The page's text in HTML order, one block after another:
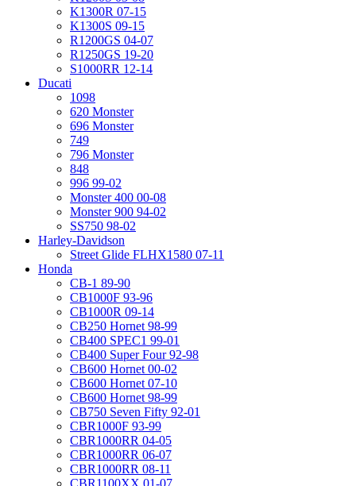
K1300R 07-15
K1300S 09-15
R1200GS 04-07
R1250GS 19-20
S1000RR 12-14
Ducati
1098
620 Monster
696 Monster
749
796 Monster
848
996 99-02
Monster 400 00-08
Monster 900 94-02
SS750 98-02
Harley-Davidson
Street Glide FLHX1580 07-11
Honda
CB-1 89-90
CB1000F 93-96
CB1000R 09-14
CB250 Hornet 98-99
CB400 SPEC1 99-01
CB400 Super Four 92-98
CB600 Hornet 00-02
CB600 Hornet 07-10
CB600 Hornet 98-99
CB750 Seven Fifty 92-01
CBR1000F 93-99
CBR1000RR 04-05
CBR1000RR 06-07
CBR1000RR 08-11